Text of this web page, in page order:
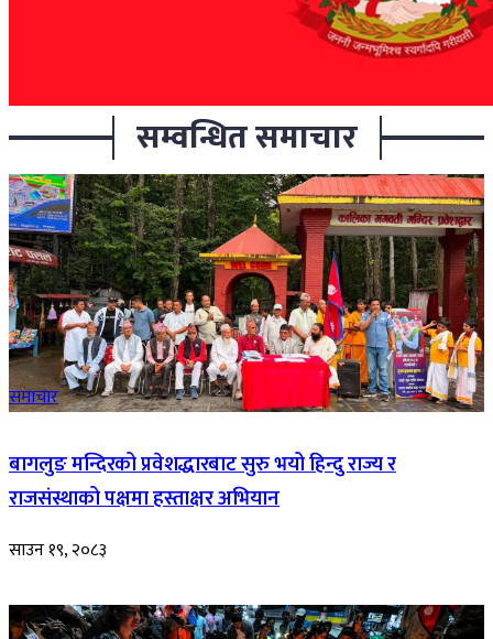
सम्वन्धित समाचार
समाचार
बागलुङ मन्दिरको प्रवेशद्धारबाट सुरु भयो हिन्दु राज्य र
राजसंस्थाको पक्षमा हस्ताक्षर अभियान
साउन १९, २०८३